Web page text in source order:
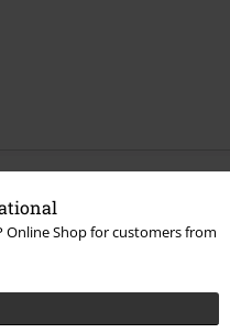
Online Shop for customers from